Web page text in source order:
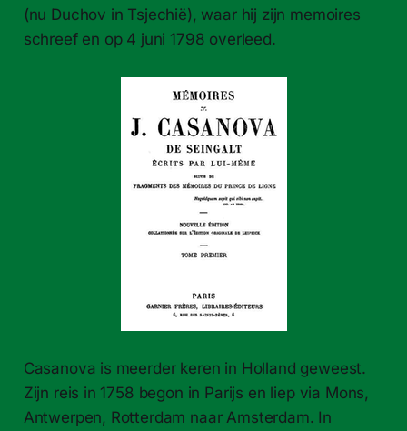
(nu Duchov in Tsjechië), waar hij zijn memoires
schreef en op 4 juni 1798 overleed.
Casanova is meerder keren in Holland geweest.
Zijn reis in 1758 begon in Parijs en liep via Mons,
Antwerpen, Rotterdam naar Amsterdam. In